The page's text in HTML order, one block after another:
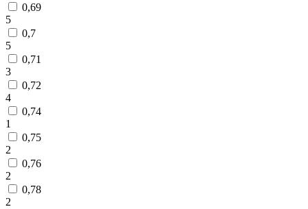
0,69
5
0,7
5
0,71
3
0,72
4
0,74
1
0,75
2
0,76
2
0,78
2